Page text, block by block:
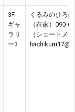
3F
ギャ
ラリ
ー3
くるみのひろば
（在家）090-
（ショートメ